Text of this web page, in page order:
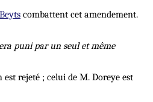
combattent cet amendement.
puni par un seul et même
rejeté ; celui de M. Doreye est